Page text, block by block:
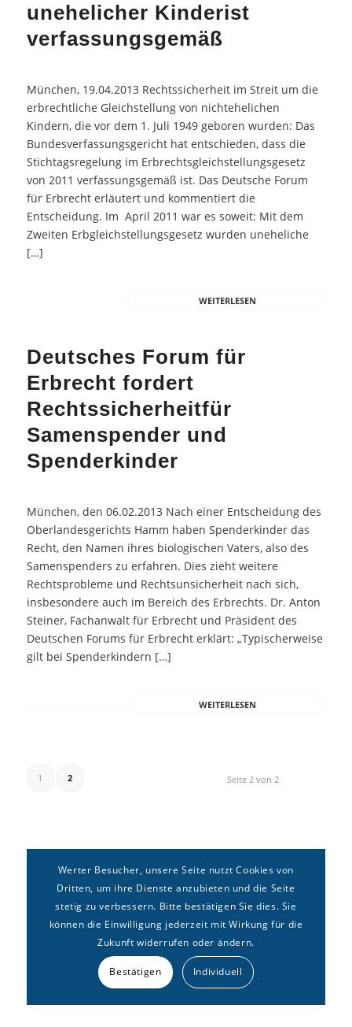
unehelicher Kinderist
verfassungsgemäß
München, 19.04.2013 Rechtssicherheit im Streit um die
erbrechtliche Gleichstellung von nichtehelichen
Kindern, die vor dem 1. Juli 1949 geboren wurden: Das
Bundesverfassungsgericht hat entschieden, dass die
Stichtagsregelung im Erbrechtsgleichstellungsgesetz
von 2011 verfassungsgemäß ist. Das Deutsche Forum
für Erbrecht erläutert und kommentiert die
Entscheidung. Im April 2011 war es soweit: Mit dem
Zweiten Erbgleichstellungsgesetz wurden uneheliche
[…]
WEITERLESEN
Deutsches Forum für
Erbrecht fordert
Rechtssicherheitfür
Samenspender und
Spenderkinder
München, den 06.02.2013 Nach einer Entscheidung des
Oberlandesgerichts Hamm haben Spenderkinder das
Recht, den Namen ihres biologischen Vaters, also des
Samenspenders zu erfahren. Dies zieht weitere
Rechtsprobleme und Rechtsunsicherheit nach sich,
insbesondere auch im Bereich des Erbrechts. Dr. Anton
Steiner, Fachanwalt für Erbrecht und Präsident des
Deutschen Forums für Erbrecht erklärt: „Typischerweise
gilt bei Spenderkindern […]
WEITERLESEN
Seite 2 von 2
1 2
Copyright © Deutsches Forum fürErbrechte.V. –
Impressum|Datenschutz|Sitemap
Werter Besucher, unsere Seite nutzt Cookies von
Dritten, um ihre Dienste anzubieten und die Seite
stetig zu verbessern. Bitte bestätigen Sie dies. Sie
können die Einwilligung jederzeit mit Wirkung für die
Zukunft widerrufen oder ändern.
Bestätigen Individuell